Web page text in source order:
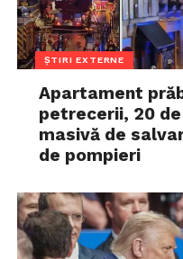
ȘTIRI EXTERNE
Apartament
petrecerii, 20
masivă de
de pompieri